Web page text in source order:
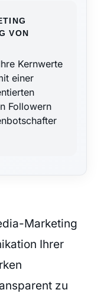
VON
Kernwerte
einer
Followern
Marketing
Ihrer
zu